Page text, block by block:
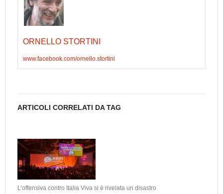
ORNELLO STORTINI
www.facebook.com/ornello.stortini
ARTICOLI CORRELATI DA TAG
L’offensiva contro Italia Viva si è rivelata un disastro